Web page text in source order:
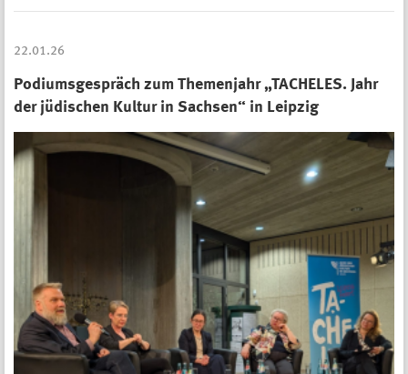
22.01.26
Podiumsgespräch zum Themenjahr „TACHELES. Jahr
der jüdischen Kultur in Sachsen“ in Leipzig